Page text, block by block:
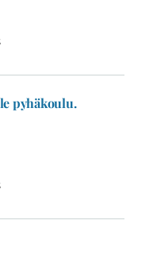
pyhäkoulu.